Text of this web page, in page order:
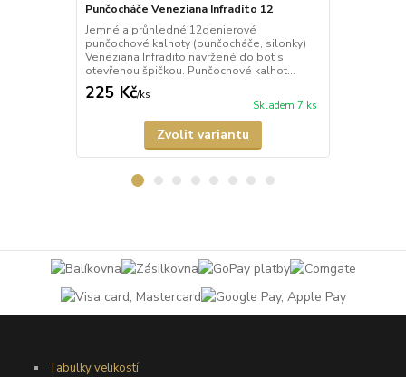
Punčocháče Veneziana Infradito 12
Jemné a průhledné 12denierové
punčochové kalhoty (punčocháče, silonky)
Veneziana Infradito navržené do bot s
otevřenou špičkou. Punčochové kalhot...
225 Kč/ks
Skladem 7 ks
Zvolit variantu
Tabulky velikostí